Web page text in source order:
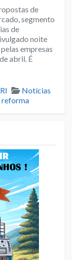
de
segmento
de
noite
empresas
abril. É
Categories
Notícias
reforma